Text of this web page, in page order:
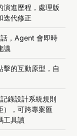
演進歷程，處理版
迭代修正
，Agent 會即時
議
擊的互動原型，自
錄設計系統規則
），可跨專案匯
工具讀